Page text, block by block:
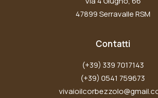
47899 Serravalle RSM
Contatti
(+39) 339 7017143
(+39) 0541 759673